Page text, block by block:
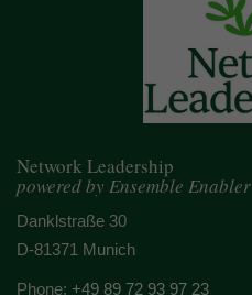
Network Leadership
powered by Ensemble Enabler
Danklstraße 30
D-81371 Munich
Phone: +49 89 72 93 97 23